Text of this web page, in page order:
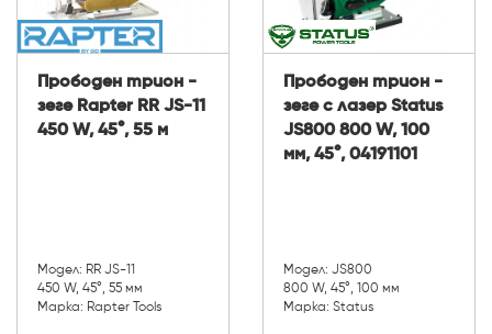
Прободен трион -
зеге Rapter RR JS-11
450 W, 45°, 55 м
Модел: RR JS-11
450 W, 45°, 55 мм
Марка: Rapter Tools
Прободен трион -
зеге с лазер Status
JS800 800 W, 100
мм, 45°, 04191101
Модел: JS800
800 W, 45°, 100 мм
Марка: Status